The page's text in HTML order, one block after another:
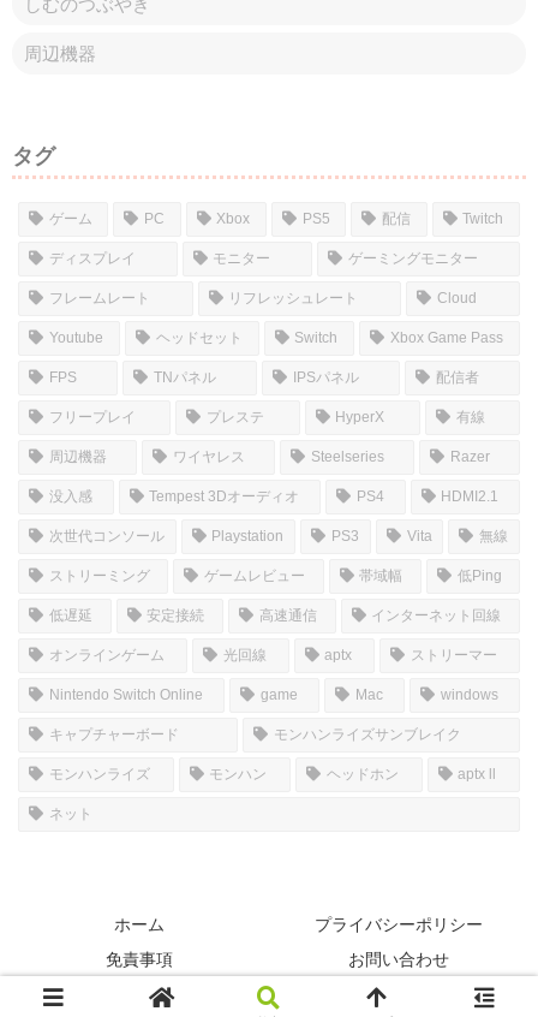
しむのつぶやき
周辺機器
タグ
ゲーム PC Xbox PS5 配信 Twitch
ディスプレイ モニター ゲーミングモニター
フレームレート リフレッシュレート Cloud
Youtube ヘッドセット Switch Xbox Game Pass
FPS TNパネル IPSパネル 配信者
フリープレイ プレステ HyperX 有線
周辺機器 ワイヤレス Steelseries Razer
没入感 Tempest 3Dオーディオ PS4 HDMI2.1
次世代コンソール Playstation PS3 Vita 無線
ストリーミング ゲームレビュー 帯域幅 低Ping
低遅延 安定接続 高速通信 インターネット回線
オンラインゲーム 光回線 aptx ストリーマー
Nintendo Switch Online game Mac windows
キャプチャーボード モンハンライズサンブレイク
モンハンライズ モンハン ヘッドホン aptx ll
ネット
ホーム
プライバシーポリシー
免責事項
お問い合わせ
© 2022-2026 SIMのGAMERooM.